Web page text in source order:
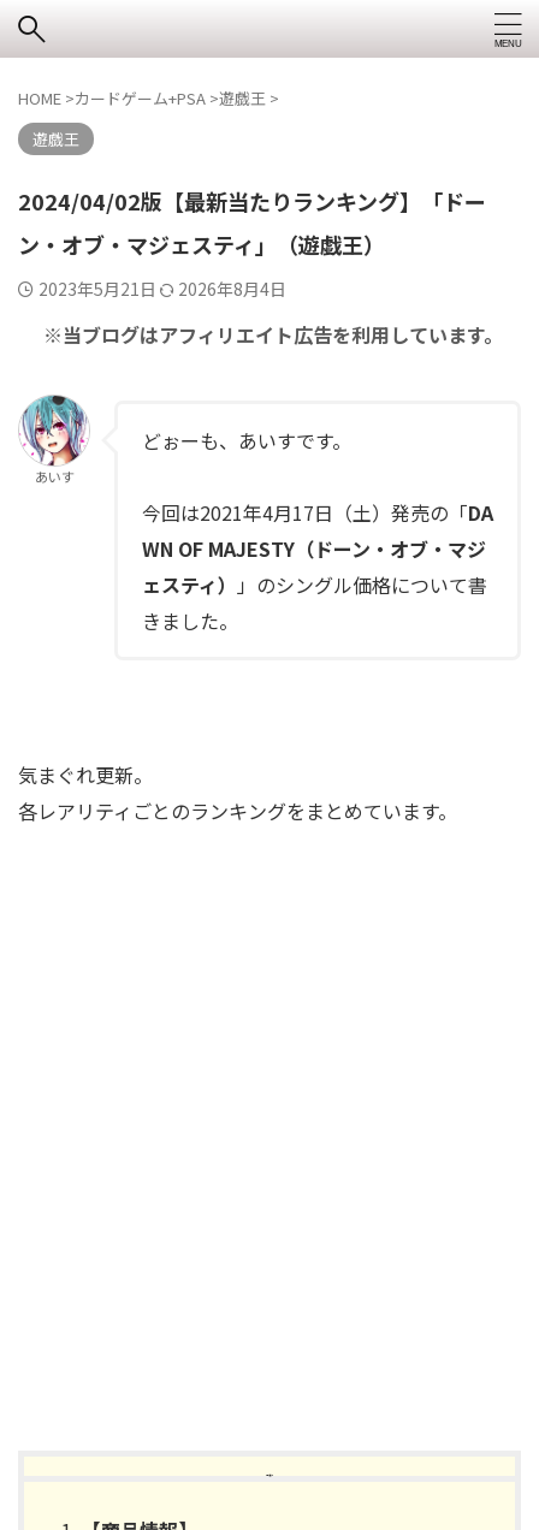
HOME >カードゲーム+PSA >遊戯王 >
遊戯王
2024/04/02版【最新当たりランキング】「ドー
ン・オブ・マジェスティ」（遊戯王）
2023年5月21日 2026年8月4日
※当ブログはアフィリエイト広告を利用しています。
あいす
どぉーも、あいすです。
今回は2021年4月17日（土）発売の「DA
WN OF MAJESTY（ドーン・オブ・マジ
ェスティ）
」のシングル価格について書
きました。
気まぐれ更新。
各レアリティごとのランキングをまとめています。
【目次】